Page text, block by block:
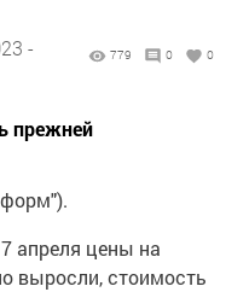
-
779 0 0
прежней
апреля цены на
выросли, стоимость